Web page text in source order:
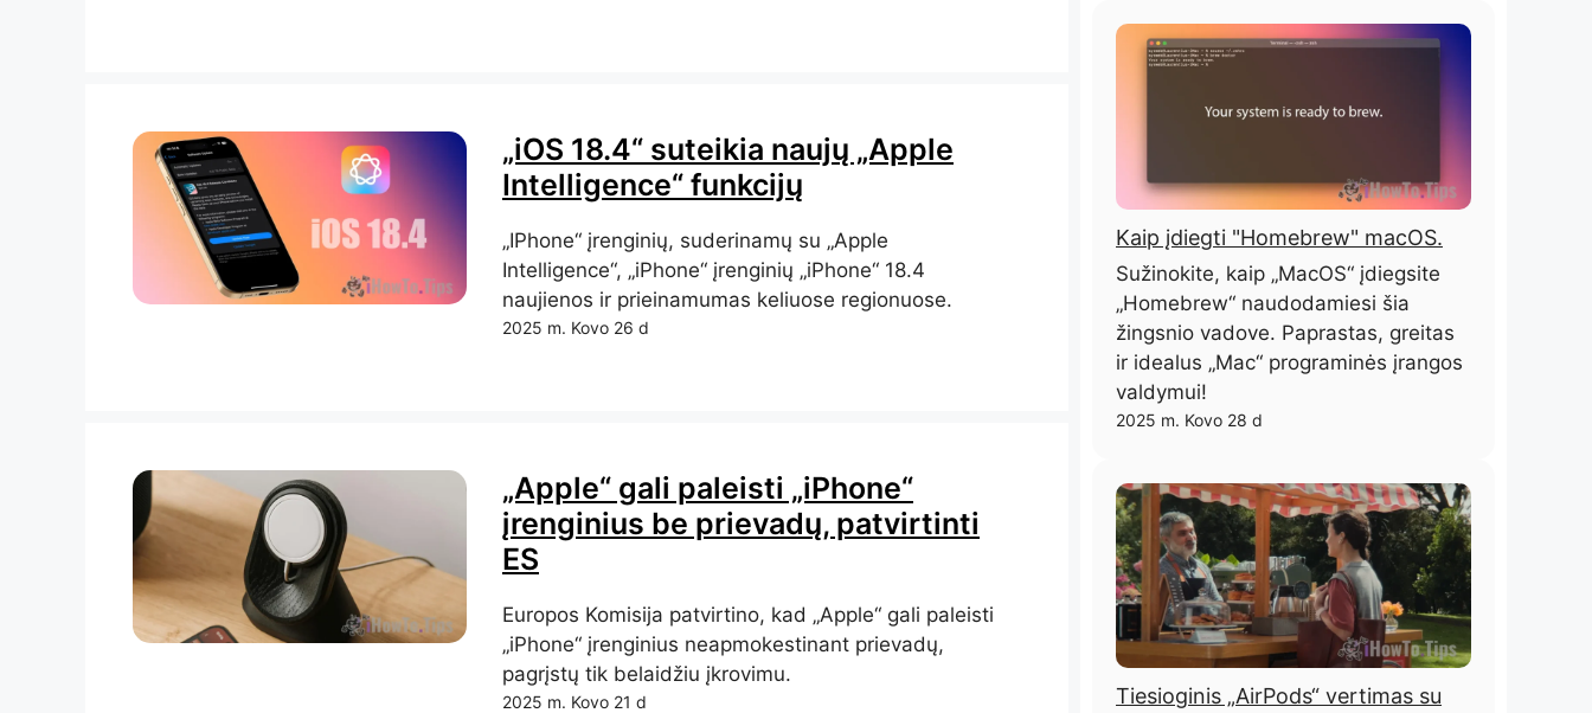
„iOS 18.4“ suteikia naujų „Apple
Intelligence“ funkcijų
„IPhone“ įrenginių, suderinamų su „Apple
Intelligence“, „iPhone“ įrenginių „iPhone“ 18.4
naujienos ir prieinamumas keliuose regionuose.
2025 m. Kovo 26 d
„Apple“ gali paleisti „iPhone“
įrenginius be prievadų, patvirtinti
ES
Europos Komisija patvirtino, kad „Apple“ gali paleisti
„iPhone“ įrenginius neapmokestinant prievadų,
pagrįstų tik belaidžiu įkrovimu.
2025 m. Kovo 21 d
Kaip įdiegti "Homebrew" macOS.
Sužinokite, kaip „MacOS“ įdiegsite
„Homebrew“ naudodamiesi šia
žingsnio vadove. Paprastas, greitas
ir idealus „Mac“ programinės įrangos
valdymui!
2025 m. Kovo 28 d
Tiesioginis „AirPods“ vertimas su